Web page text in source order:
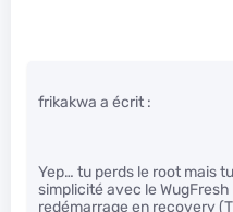
frikakwa a écrit :
Yep… tu perds le root mais
simplicité avec le
redémarrage en recovery